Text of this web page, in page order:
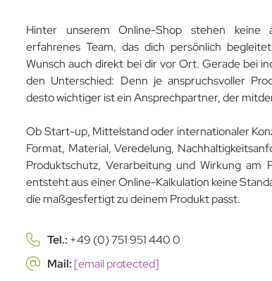
Hinter unserem Online-Shop stehen keine
erfahrenes Team, das dich persönlich
Wunsch auch direkt bei dir vor Ort. Gerade bei
den Unterschied: Denn je anspruchsvoller
desto wichtiger ist ein Ansprechpartner, der
Ob Start-up, Mittelstand oder internationaler
Format, Material, Veredelung,
Produktschutz, Verarbeitung und Wirkung am
entsteht aus einer Online-Kalkulation keine
die maßgesfertigt zu deinem Produkt passt.
Tel.: +49 (0) 751 951 440 0
Mail: [email protected]